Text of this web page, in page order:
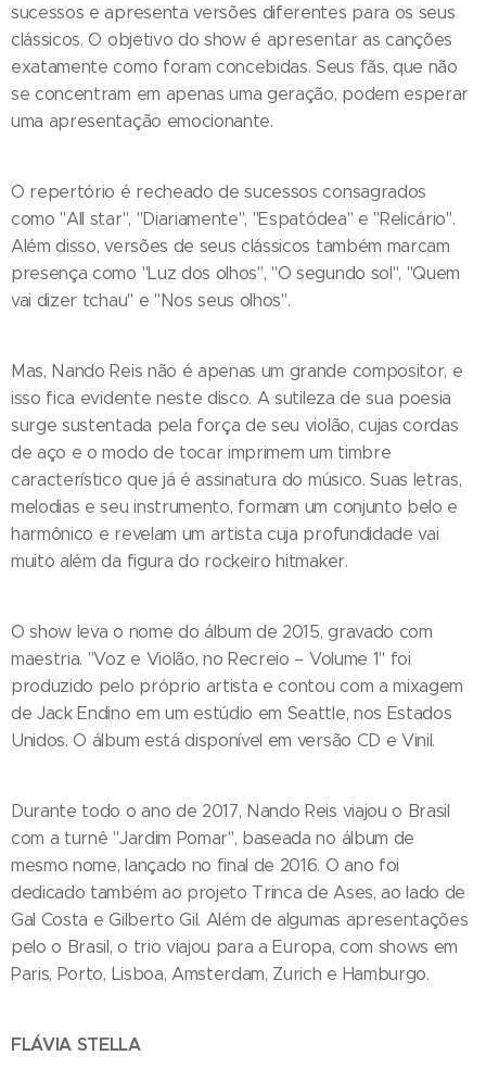
sucessos e apresenta versões diferentes para os seus
clássicos. O objetivo do show é apresentar as canções
exatamente como foram concebidas. Seus fãs, que não
se concentram em apenas uma geração, podem esperar
uma apresentação emocionante.
O repertório é recheado de sucessos consagrados
como "All star", "Diariamente", "Espatódea" e "Relicário".
Além disso, versões de seus clássicos também marcam
presença como "Luz dos olhos", "O segundo sol", "Quem
vai dizer tchau" e "Nos seus olhos".
Mas, Nando Reis não é apenas um grande compositor, e
isso fica evidente neste disco. A sutileza de sua poesia
surge sustentada pela força de seu violão, cujas cordas
de aço e o modo de tocar imprimem um timbre
característico que já é assinatura do músico. Suas letras,
melodias e seu instrumento, formam um conjunto belo e
harmônico e revelam um artista cuja profundidade vai
muito além da figura do rockeiro hitmaker.
O show leva o nome do álbum de 2015, gravado com
maestria. "Voz e Violão, no Recreio – Volume 1" foi
produzido pelo próprio artista e contou com a mixagem
de Jack Endino em um estúdio em Seattle, nos Estados
Unidos. O álbum está disponível em versão CD e Vinil.
Durante todo o ano de 2017, Nando Reis viajou o Brasil
com a turnê "Jardim Pomar", baseada no álbum de
mesmo nome, lançado no final de 2016. O ano foi
dedicado também ao projeto Trinca de Ases, ao lado de
Gal Costa e Gilberto Gil. Além de algumas apresentações
pelo o Brasil, o trio viajou para a Europa, com shows em
Paris, Porto, Lisboa, Amsterdam, Zurich e Hamburgo.
FLÁVIA STELLA